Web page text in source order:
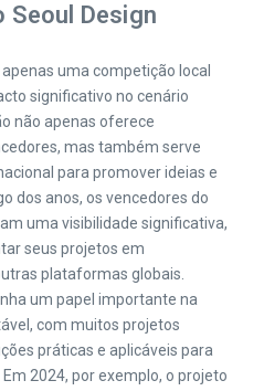
Seoul Design
uma competição local
significativo no cenário
não apenas oferece
mas também serve
para promover ideias e
dos anos, os vencedores do
uma visibilidade significativa,
seus projetos em
plataformas globais.
um papel importante na
com muitos projetos
práticas e aplicáveis para
2024, por exemplo, o projeto